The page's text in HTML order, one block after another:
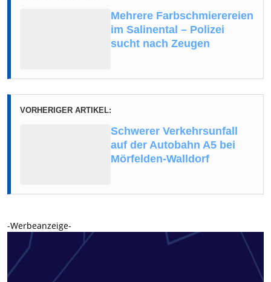
Mehrere Farbschmierereien
im Salinental – Polizei
sucht nach Zeugen
VORHERIGER ARTIKEL:
Schwerer Verkehrsunfall
auf der Autobahn A5 bei
Mörfelden-Walldorf
-Werbeanzeige-